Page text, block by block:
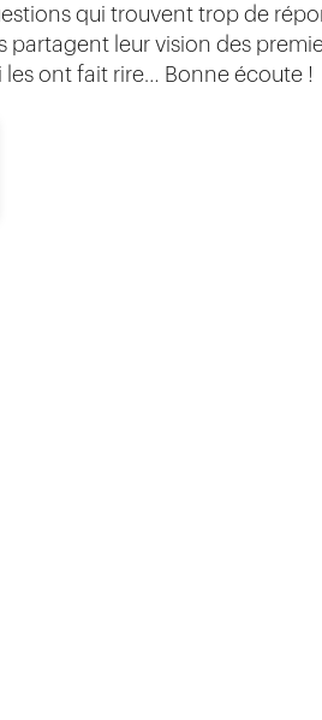
qui trouvent trop de
leur vision des
ont fait rire… Bonne écoute !